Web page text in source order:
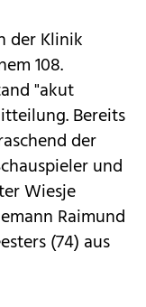
der Klinik
108.
"akut
Bereits
der
und
Wiesje
Raimund
(74) aus